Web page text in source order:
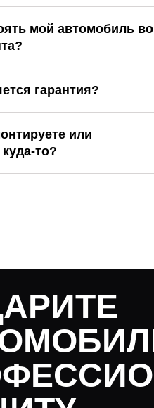
мой автомобиль во
гарантия?
или
то?